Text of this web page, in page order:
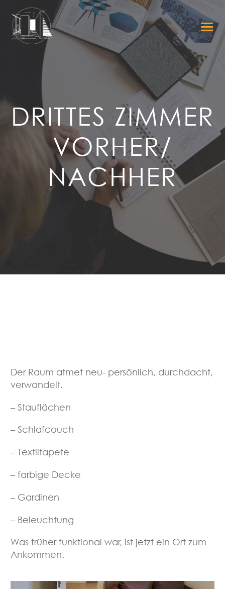
DRITTES ZIMMER
VORHER/
NACHHER
Der Raum atmet neu- persönlich, durchdacht,
verwandelt.
– Stauflächen
– Schlafcouch
– Textiltapete
– farbige Decke
– Gardinen
– Beleuchtung
Was früher funktional war, ist jetzt ein Ort zum
Ankommen.